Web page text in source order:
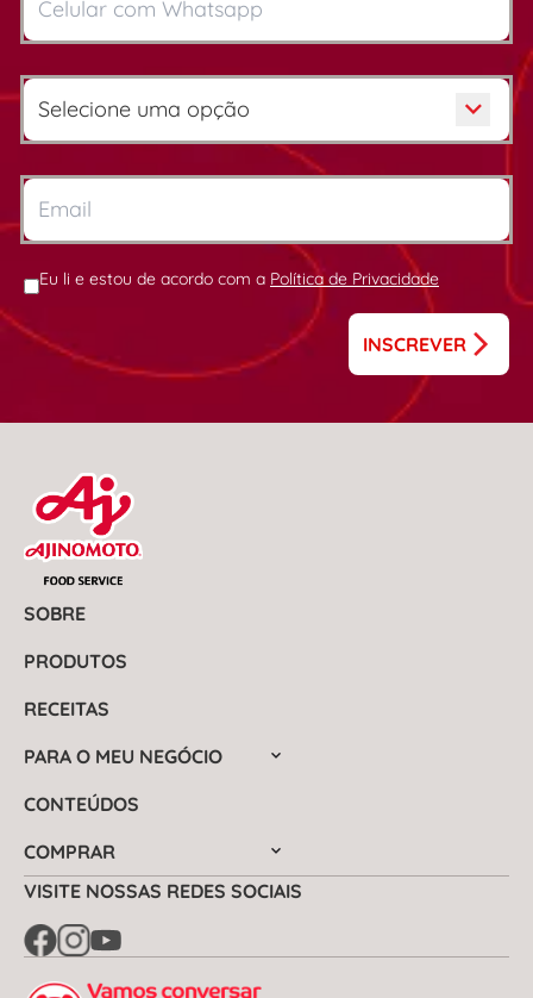
Eu li e estou de acordo com a Política de Privacidade
INSCREVER
SOBRE
PRODUTOS
RECEITAS
PARA O MEU NEGÓCIO
CONTEÚDOS
COMPRAR
VISITE NOSSAS REDES SOCIAIS